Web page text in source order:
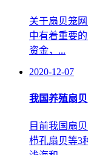
关于扇贝笼
中有着重要
资金，...
2020-12-07
我国养殖扇
目前我国扇
栉孔扇贝等3